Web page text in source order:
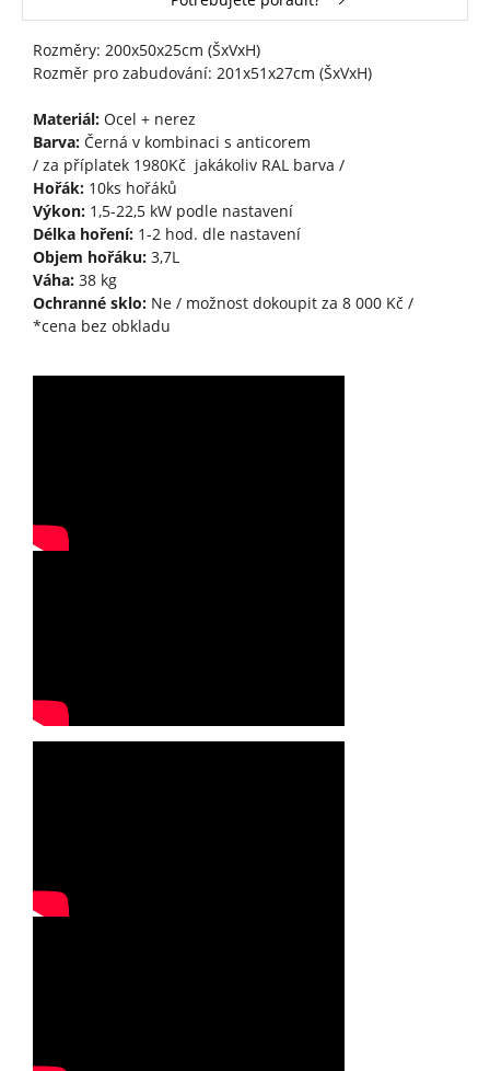
Rozměry: 200x50x25cm (ŠxVxH)
Rozměr pro zabudování: 201x51x27cm (ŠxVxH)
Materiál:Ocel + nerez
Barva:Černá v kombinaci s anticorem
/ za příplatek 1980Kč jakákoliv RAL barva /
Hořák:10ks hořáků
Výkon:1,5-22,5 kW podle nastavení
Délka hoření:1-2 hod. dle nastavení
Objem hořáku:3,7L
Váha:38 kg
Ochranné sklo:Ne / možnost dokoupit za 8 000 Kč /
*cena bez obkladu